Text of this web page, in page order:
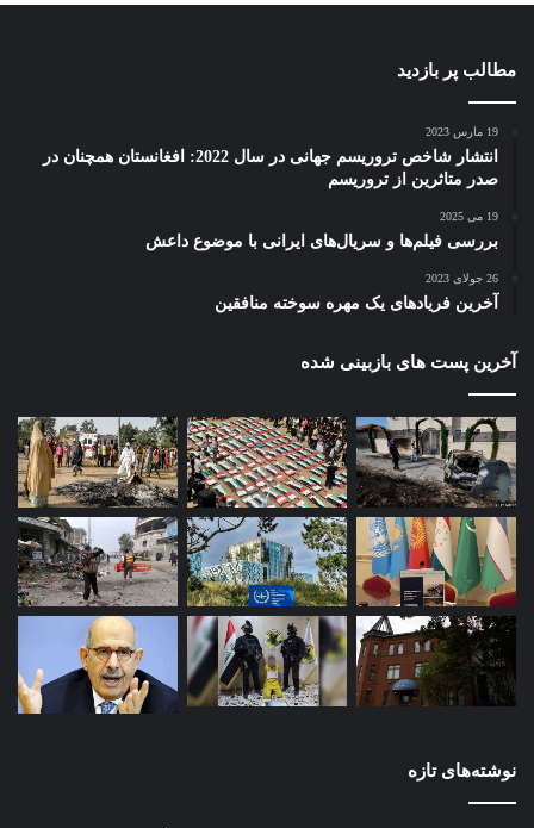
مطالب پر بازدید
19 مارس 2023
انتشار شاخص تروریسم جهانی در سال 2022: افغانستان همچنان در
صدر متاثرین از تروریسم
19 می 2025
بررسی فیلم‌ها و سریال‌های ایرانی با موضوع داعش
26 جولای 2023
آخرین فریادهای یک مهره سوخته منافقین
آخرین پست های بازبینی شده
نوشته‌های تازه